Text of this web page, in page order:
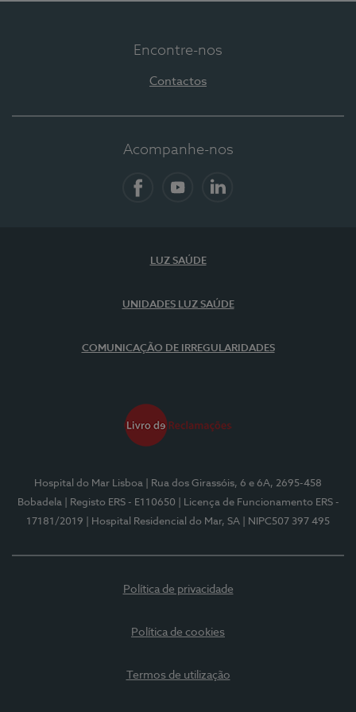
Encontre-nos
Contactos
Acompanhe-nos
LUZ SAÚDE
UNIDADES LUZ SAÚDE
COMUNICAÇÃO DE IRREGULARIDADES
Hospital do Mar Lisboa
| Rua dos Girassóis, 6 e 6A, 2695-458
Bobadela
| Registo ERS - E110650
| Licença de Funcionamento ERS -
17181/2019
| Hospital Residencial do Mar, SA | NIPC507 397 495
Política de privacidade
Política de cookies
Termos de utilização